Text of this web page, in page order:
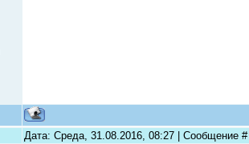
Дата: Среда, 31.08.2016, 08:27 | Сообщение #